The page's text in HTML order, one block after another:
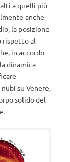
a quelli più
anche
la posizione
rispetto al
in accordo
dinamica
su Venere,
solido del